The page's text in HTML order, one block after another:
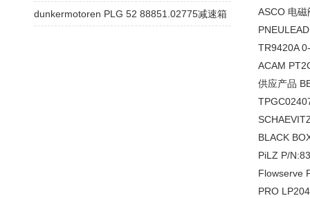
ASCO 电
TR9420A
ACAM
供应产品
BLACK
PiLZ P/
Flowserve
PRO
dunkermotoren PLG 52 88851.02775减速箱